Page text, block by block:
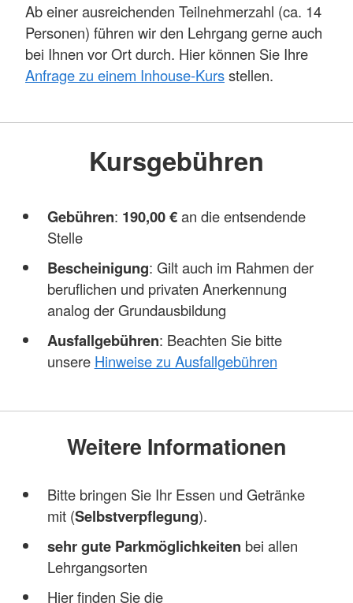
Ab einer ausreichenden Teilnehmerzahl (ca. 14
Personen) führen wir den Lehrgang gerne auch
bei Ihnen vor Ort durch. Hier können Sie Ihre
Anfrage zu einem Inhouse-Kursstellen.
Kursgebühren
Gebühren: 190,00 €an die entsendende
Stelle
Bescheinigung: Gilt auch im Rahmen der
beruflichen und privaten Anerkennung
analog der Grundausbildung
Ausfallgebühren: Beachten Sie bitte
unsere Hinweise zu Ausfallgebühren
Weitere Informationen
Bitte bringen Sie Ihr Essen und Getränke
mit (Selbstverpflegung).
sehr gute Parkmöglichkeiten bei allen
Lehrgangsorten
Hier finden Sie die